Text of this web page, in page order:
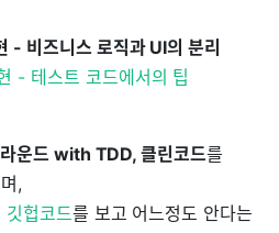
- 비즈니스 로직과 UI의 분리
- 테스트 코드에서의 팁
운드 with TDD, 클린코드를
,
깃헙코드를 보고 어느정도 안다는